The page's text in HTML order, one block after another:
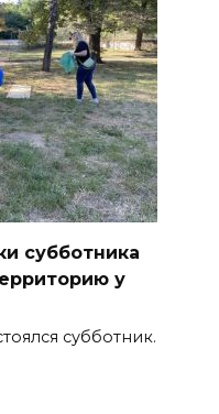
субботника
у
субботник.